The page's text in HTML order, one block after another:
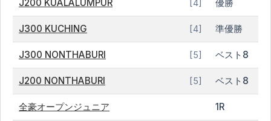
J200 KUALALUMPUR [4] 優勝
J300 KUCHING [4] 準優勝
J300 NONTHABURI [5] ベスト8
J200 NONTHABURI [5] ベスト8
全豪オープンジュニア 1R